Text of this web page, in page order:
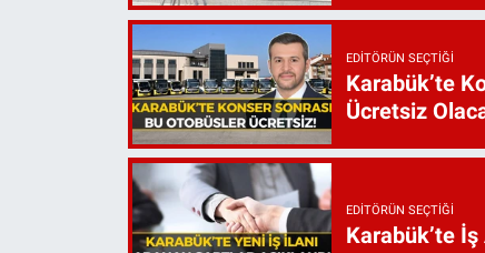
EDITÖRÜN SEÇTIĞI
Karabük’te
Ücretsiz
EDITÖRÜN SEÇTIĞI
Karabük’te